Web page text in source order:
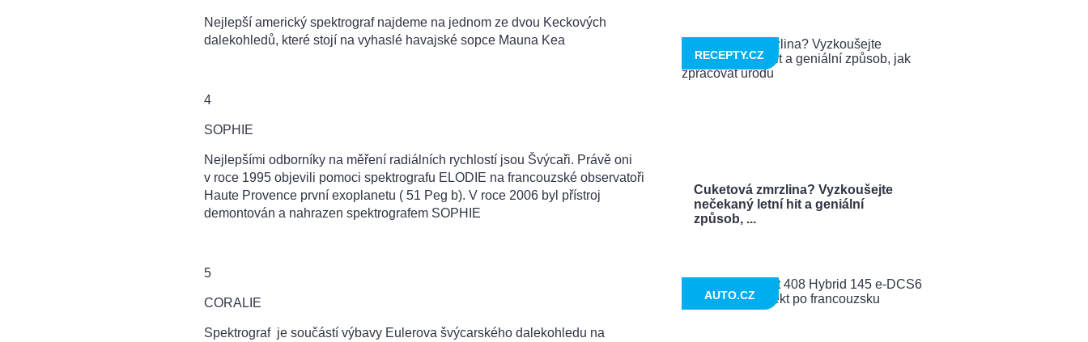
Nejlepší americký spektrograf najdeme na jednom ze dvou Keckových
dalekohledů, které stojí na vyhaslé havajské sopce Mauna Kea
4
SOPHIE
Nejlepšími odborníky na měření radiálních rychlostí jsou Švýcaři. Právě oni
v roce 1995 objevili pomoci spektrografu ELODIE na francouzské observatoři
Haute Provence první exoplanetu ( 51 Peg b). V roce 2006 byl přístroj
demontován a nahrazen spektrografem SOPHIE
5
CORALIE
Spektrograf je součástí výbavy Eulerova švýcarského dalekohledu na
Cuketová zmrzlina? Vyzkoušejte
nečekaný letní hit a geniální
způsob, ...
RECEPTY.CZ
AUTO.CZ